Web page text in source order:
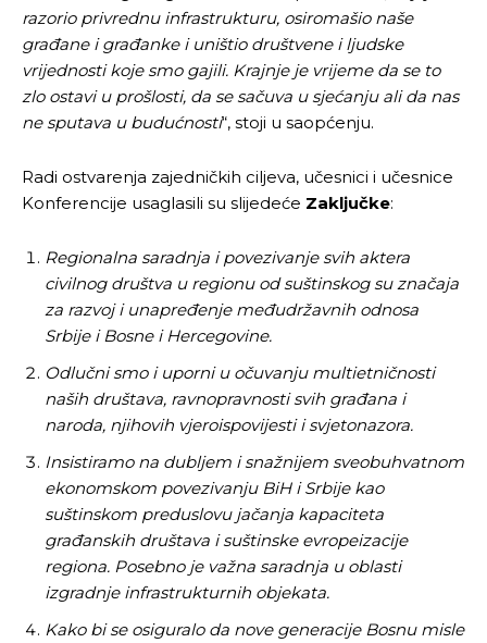
razorio privrednu infrastrukturu, osiromašio naše
građane i građanke i uništio društvene i ljudske
vrijednosti koje smo gajili. Krajnje je vrijeme da se to
zlo ostavi u prošlosti, da se sačuva u sjećanju ali da nas
ne sputava u budućnosti“, stoji u saopćenju.
Radi ostvarenja zajedničkih ciljeva, učesnici i učesnice
Konferencije usaglasili su slijedeće Zaključke:
Regionalna saradnja i povezivanje svih aktera
civilnog društva u regionu od suštinskog su značaja
za razvoj i unapređenje međudržavnih odnosa
Srbije i Bosne i Hercegovine.
Odlučni smo i uporni u očuvanju multietničnosti
naših društava, ravnopravnosti svih građana i
naroda, njihovih vjeroispovijesti i svjetonazora.
Insistiramo na dubljem i snažnijem sveobuhvatnom
ekonomskom povezivanju BiH i Srbije kao
suštinskom preduslovu jačanja kapaciteta
građanskih društava i suštinske evropeizacije
regiona. Posebno je važna saradnja u oblasti
izgradnje infrastrukturnih objekata.
Kako bi se osiguralo da nove generacije Bosnu misle